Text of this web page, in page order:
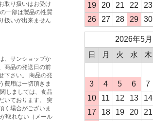
取り扱いはお受け
一部は製品の性質
扱いが出来ません
、サンショップか
商品の発送日の前
下さい。 商品の発
費用は一切頂きま
しましては、食品
いております。 突
く場合がございま
取れない（メール
19
20 21 22 23
26
27 28 29 30
2026年5月
日
月 火 水 木
3
4 5 6 7
10
11 12 13 14
17
18 19 20 21